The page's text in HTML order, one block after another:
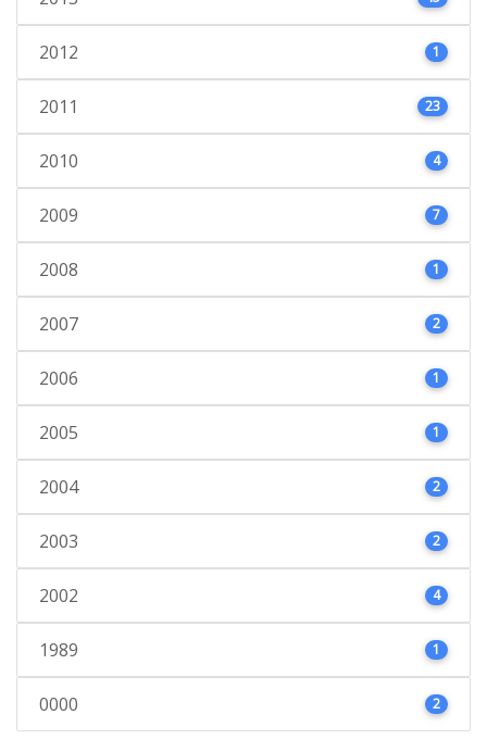
2012 1
2011 23
2010 4
2009 7
2008 1
2007 2
2006 1
2005 1
2004 2
2003 2
2002 4
1989 1
0000 2